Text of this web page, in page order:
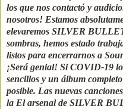
los que nos contactó y
nosotros! Estamos
elevaremos SILVER
sombras, hemos estado
listos para encerrarnos a
¡Será genial! Si COVID-19
sencillos y un álbum
posible. Las nuevas
la El arsenal de SILVER